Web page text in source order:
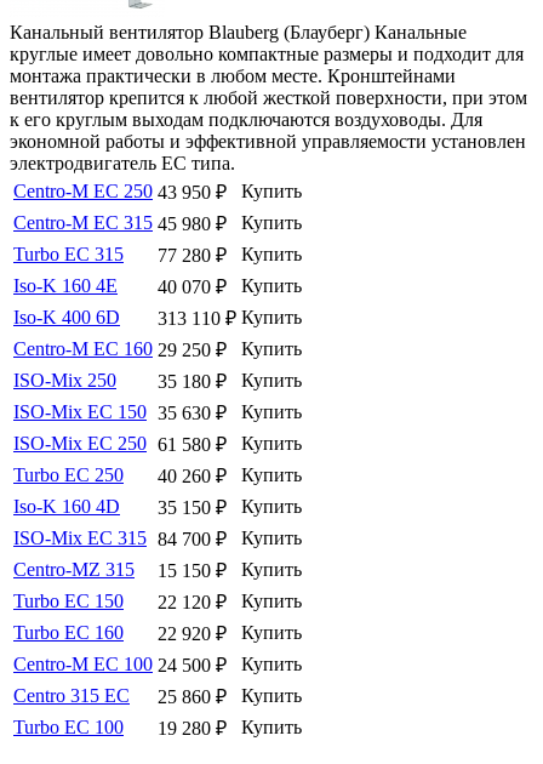
Канальный вентилятор Blauberg (Блауберг) Канальные
круглые имеет довольно компактные размеры и подходит для
монтажа практически в любом месте. Кронштейнами
вентилятор крепится к любой жесткой поверхности, при этом
к его круглым выходам подключаются воздуховоды. Для
экономной работы и эффективной управляемости установлен
электродвигатель ЕС типа.
Centro-M EC 250 43 950 ₽
Купить
Centro-M EC 315 45 980 ₽
Купить
Turbo EC 315
77 280 ₽
Купить
Iso-K 160 4E
40 070 ₽
Купить
Iso-K 400 6D
313 110 ₽ Купить
Centro-M EC 160 29 250 ₽
Купить
ISO-Mix 250
35 180 ₽
Купить
ISO-Mix EC 150 35 630 ₽
Купить
ISO-Mix EC 250 61 580 ₽
Купить
Turbo EC 250
40 260 ₽
Купить
Iso-K 160 4D
35 150 ₽
Купить
ISO-Mix EC 315 84 700 ₽
Купить
Centro-MZ 315
15 150 ₽
Купить
Turbo EC 150
22 120 ₽
Купить
Turbo EC 160
22 920 ₽
Купить
Centro-M EC 100 24 500 ₽
Купить
Centro 315 EC
25 860 ₽
Купить
Turbo EC 100
19 280 ₽ Купить